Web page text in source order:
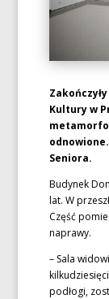
Kultury w
Seniora.
Budynek
lat. W
Część
naprawy.
– Sala
podłogi,